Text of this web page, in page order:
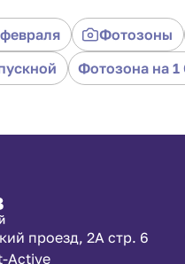
Фотозоны
Фотозона на 1
проезд, 2А стр. 6
Active